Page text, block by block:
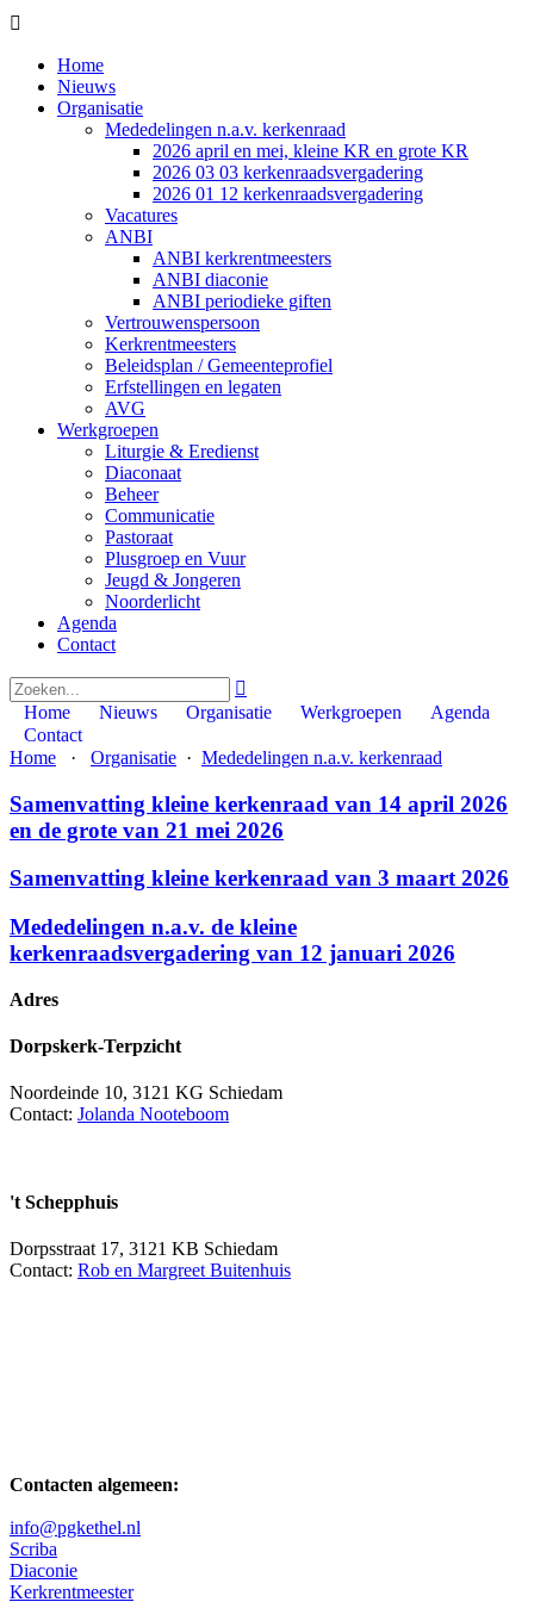

Home
Nieuws
Organisatie
Mededelingen n.a.v. kerkenraad
2026 april en mei, kleine KR en grote KR
2026 03 03 kerkenraadsvergadering
2026 01 12 kerkenraadsvergadering
Vacatures
ANBI
ANBI kerkrentmeesters
ANBI diaconie
ANBI periodieke giften
Vertrouwenspersoon
Kerkrentmeesters
Beleidsplan / Gemeenteprofiel
Erfstellingen en legaten
AVG
Werkgroepen
Liturgie & Eredienst
Diaconaat
Beheer
Communicatie
Pastoraat
Plusgroep en Vuur
Jeugd & Jongeren
Noorderlicht
Agenda
Contact

Home
Nieuws Organisatie Werkgroepen
Agenda
Contact
Home · Organisatie · Mededelingen n.a.v. kerkenraad
Samenvatting kleine kerkenraad van 14 april 2026
en de grote van 21 mei 2026
Samenvatting kleine kerkenraad van 3 maart 2026
Mededelingen n.a.v. de kleine
kerkenraadsvergadering van 12 januari 2026
Adres
Dorpskerk-Terpzicht
Noordeinde 10, 3121 KG Schiedam
Contact: Jolanda Nooteboom
't Schepphuis
Dorpsstraat 17, 3121 KB Schiedam
Contact: Rob en Margreet Buitenhuis
Contacten algemeen:
info@pgkethel.nl
Scriba
Diaconie
Kerkrentmeester